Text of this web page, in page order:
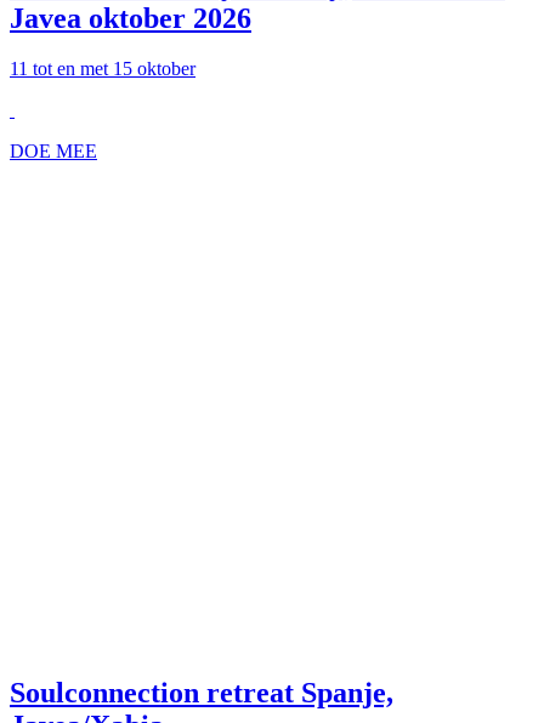
Javea oktober 2026
11 tot en met 15 oktober
DOE MEE
Soulconnection retreat Spanje,